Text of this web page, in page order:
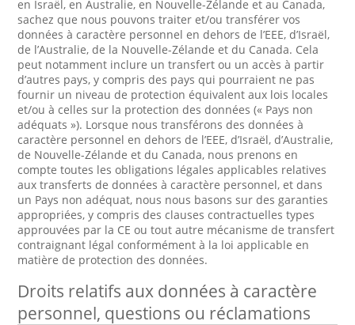
en Israël, en Australie, en Nouvelle-Zélande et au Canada,
sachez que nous pouvons traiter et/ou transférer vos
données à caractère personnel en dehors de l’EEE, d’Israël,
de l’Australie, de la Nouvelle-Zélande et du Canada. Cela
peut notamment inclure un transfert ou un accès à partir
d’autres pays, y compris des pays qui pourraient ne pas
fournir un niveau de protection équivalent aux lois locales
et/ou à celles sur la protection des données (« Pays non
adéquats »). Lorsque nous transférons des données à
caractère personnel en dehors de l’EEE, d’Israël, d’Australie,
de Nouvelle-Zélande et du Canada, nous prenons en
compte toutes les obligations légales applicables relatives
aux transferts de données à caractère personnel, et dans
un Pays non adéquat, nous nous basons sur des garanties
appropriées, y compris des clauses contractuelles types
approuvées par la CE ou tout autre mécanisme de transfert
contraignant légal conformément à la loi applicable en
matière de protection des données.
Droits relatifs aux données à caractère
personnel, questions ou réclamations